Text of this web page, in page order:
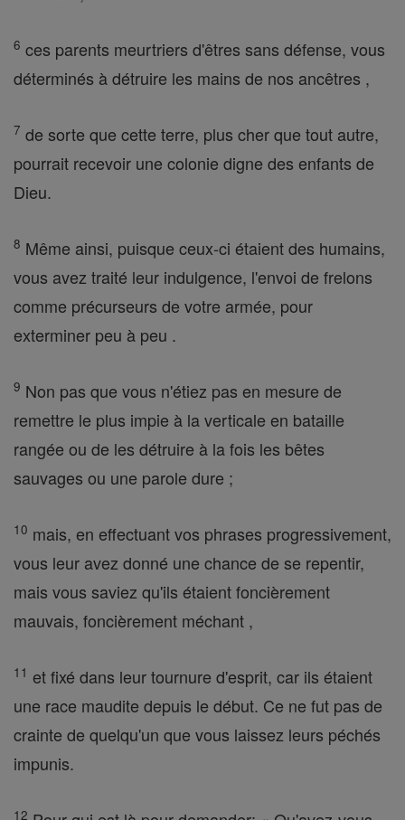
6 ces parents meurtriers d'êtres sans défense, vous
déterminés à détruire les mains de nos ancêtres ,
7 de sorte que cette terre, plus cher que tout autre,
pourrait recevoir une colonie digne des enfants de
Dieu.
8 Même ainsi, puisque ceux-ci étaient des humains,
vous avez traité leur indulgence, l'envoi de frelons
comme précurseurs de votre armée, pour
exterminer peu à peu .
9 Non pas que vous n'étiez pas en mesure de
remettre le plus impie à la verticale en bataille
rangée ou de les détruire à la fois les bêtes
sauvages ou une parole dure ;
10 mais, en effectuant vos phrases progressivement,
vous leur avez donné une chance de se repentir,
mais vous saviez qu'ils étaient foncièrement
mauvais, foncièrement méchant ,
11 et fixé dans leur tournure d'esprit, car ils étaient
une race maudite depuis le début. Ce ne fut pas de
crainte de quelqu'un que vous laissez leurs péchés
impunis.
12